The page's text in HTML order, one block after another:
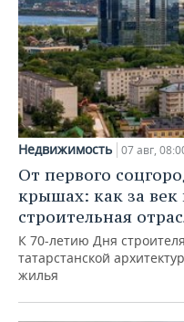
Недвижимость 07 авг,
От первого
крышах: как за век
строительная
К 70-летию Дня
татарстанской
жилья